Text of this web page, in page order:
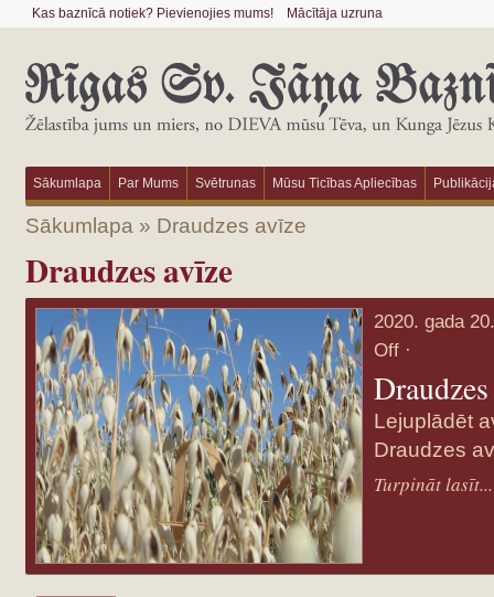
Kas baznīcā notiek? Pievienojies mums! Mācītāja uzruna
Sākumlapa Par Mums Svētrunas Mūsu Ticības Apliecības
Sākumlapa » Draudzes avīze
Draudzes avīze
2020. gada
Off ·
Lejuplādēt
Draudzes
Turpināt lasīt...